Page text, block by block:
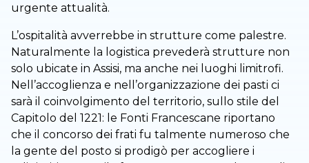
urgente attualità.
L’ospitalità avverrebbe in strutture come palestre.
Naturalmente la logistica prevederà strutture non
solo ubicate in Assisi, ma anche nei luoghi limitrofi.
Nell’accoglienza e nell’organizzazione dei pasti ci
sarà il coinvolgimento del territorio, sullo stile del
Capitolo del 1221: le Fonti Francescane riportano
che il concorso dei frati fu talmente numeroso che
la gente del posto si prodigò per accogliere i